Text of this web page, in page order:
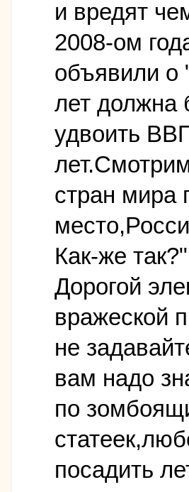
и вредят
2008-ом
объявили о
лет должна
удвоить
стран мира
Как-же так?"
Дорогой
вражеской
не
вам надо
по
посадить